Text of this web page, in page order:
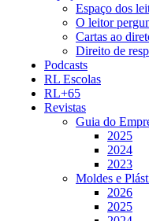
Espaço dos
O leitor
Cartas ao
Direito de
Podcasts
RL Escolas
RL+65
Revistas
Guia do
2025
2024
2023
Moldes e
2026
2025